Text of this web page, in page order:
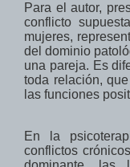
Para el autor,
conflicto
mujeres,
del dominio
una pareja. Es
toda relación,
las funciones
En la
conflictos